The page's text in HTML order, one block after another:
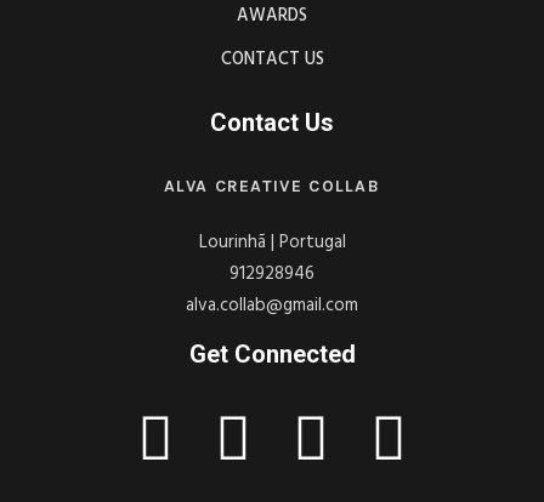
AWARDS
CONTACT US
Contact Us
ALVA CREATIVE COLLAB
Lourinhã | Portugal
912928946
alva.collab@gmail.com
Get Connected